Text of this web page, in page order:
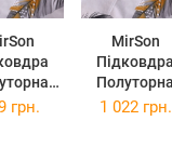
см 17-
MirSon
Євро
грн. 1 022 грн.